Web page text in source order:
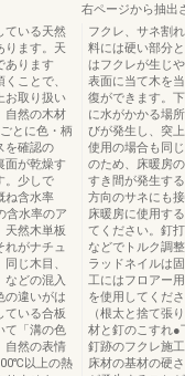
ている天然
ります。天
あります
ことで、
お取り扱い
自然の木材
とに色・柄
を確認の
面が乾燥す
。少しで
ね含水率
含水率のア
天然木単板
れがナチュ
じ木目、
などの混入
の違いがは
ている合板
て「溝の色
自然の表情
以上の熱
右ページから抽出
フクレ、サネ割
料には硬い部分
はフクレが生じ
表面に当て木を
復ができます。
に水がかかる場
びが発生し、突
使用の場合も同
のため、床暖房
すき間が発生す
方向のサネにも
床暖房に使用す
てください。釘
などでトルク調
ラッドネイルは
工にはフロアー
を使用してくだ
（根太と捨て張
材と釘のこすれ●
釘跡のフクレ施
床材の基材の硬